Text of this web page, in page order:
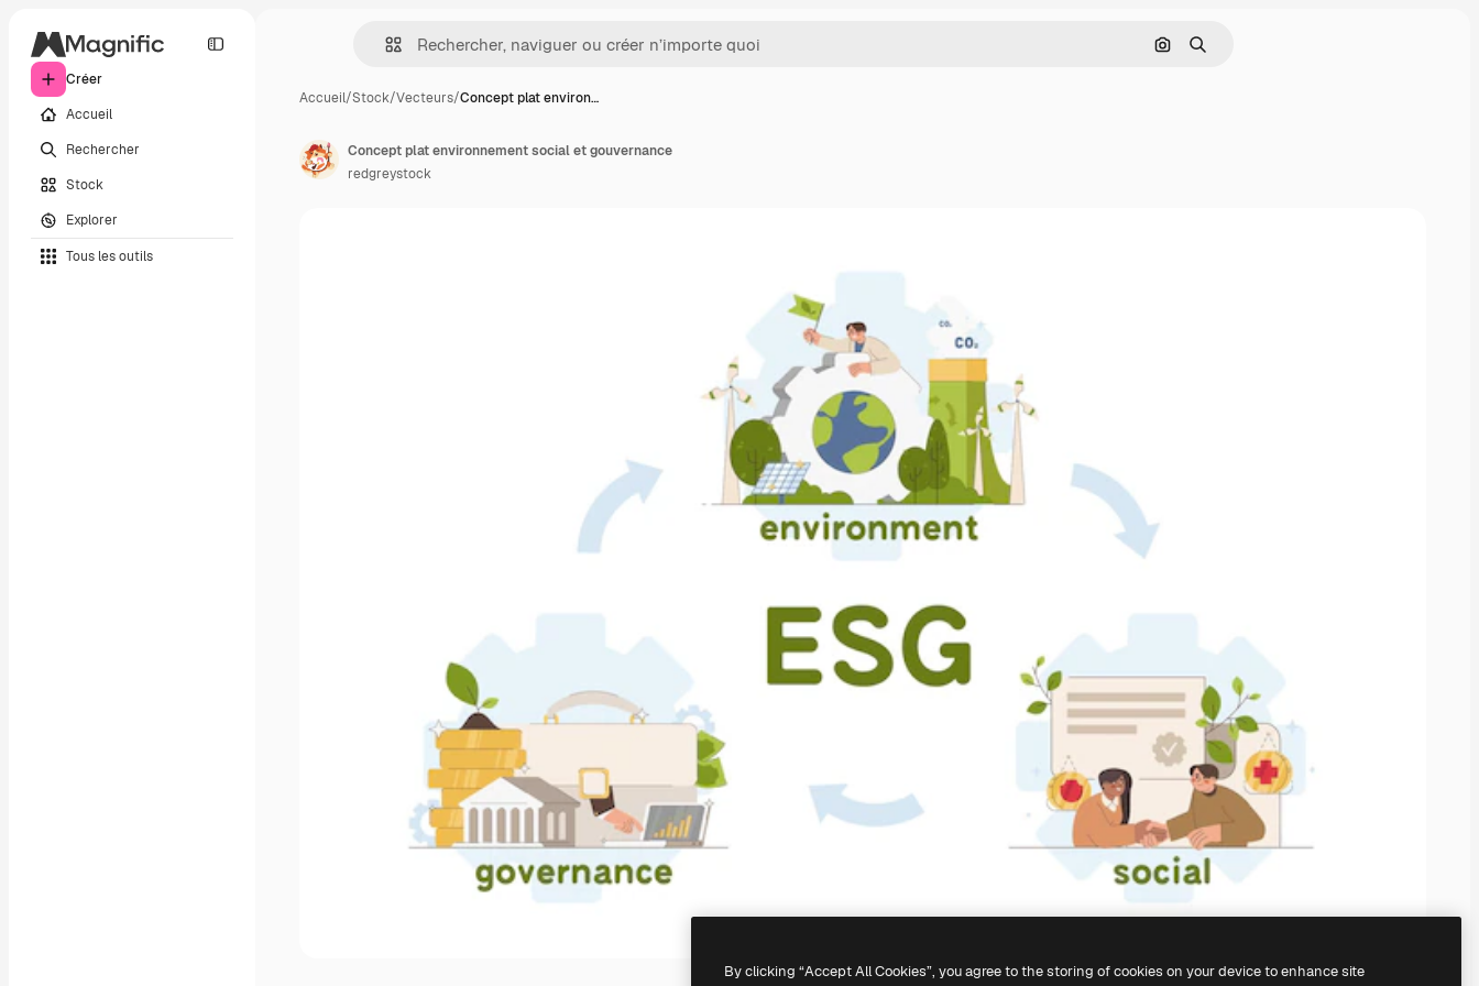
Créer
Accueil
Rechercher
Stock
Explorer
Tous les outils
Rechercher par image
Rechercher
Accueil/Stock/Vecteurs/Concept plat environ…
Concept plat environnement social et gouvernance
redgreystock
By clicking “Accept All Cookies”, you agree to the storing of cookies on your device to enhance site